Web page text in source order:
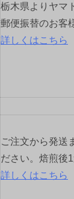
栃木県よりヤマ
郵便振替のお客
詳しくはこちら
ご注文から発送
ださい。焙煎後
詳しくはこちら